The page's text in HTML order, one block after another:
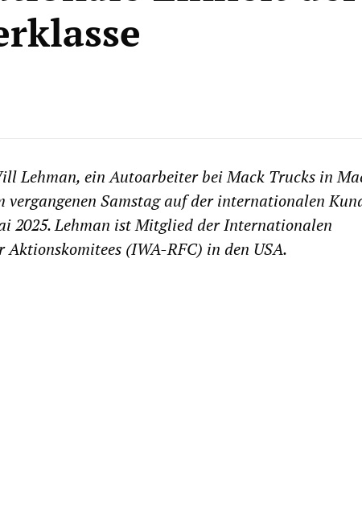
Lehman, ein Autoarbeiter bei Mack Trucks in
vergangenen Samstag auf der internationalen
2025. Lehman ist Mitglied der Internationalen
(IWA-RFC) in den USA.